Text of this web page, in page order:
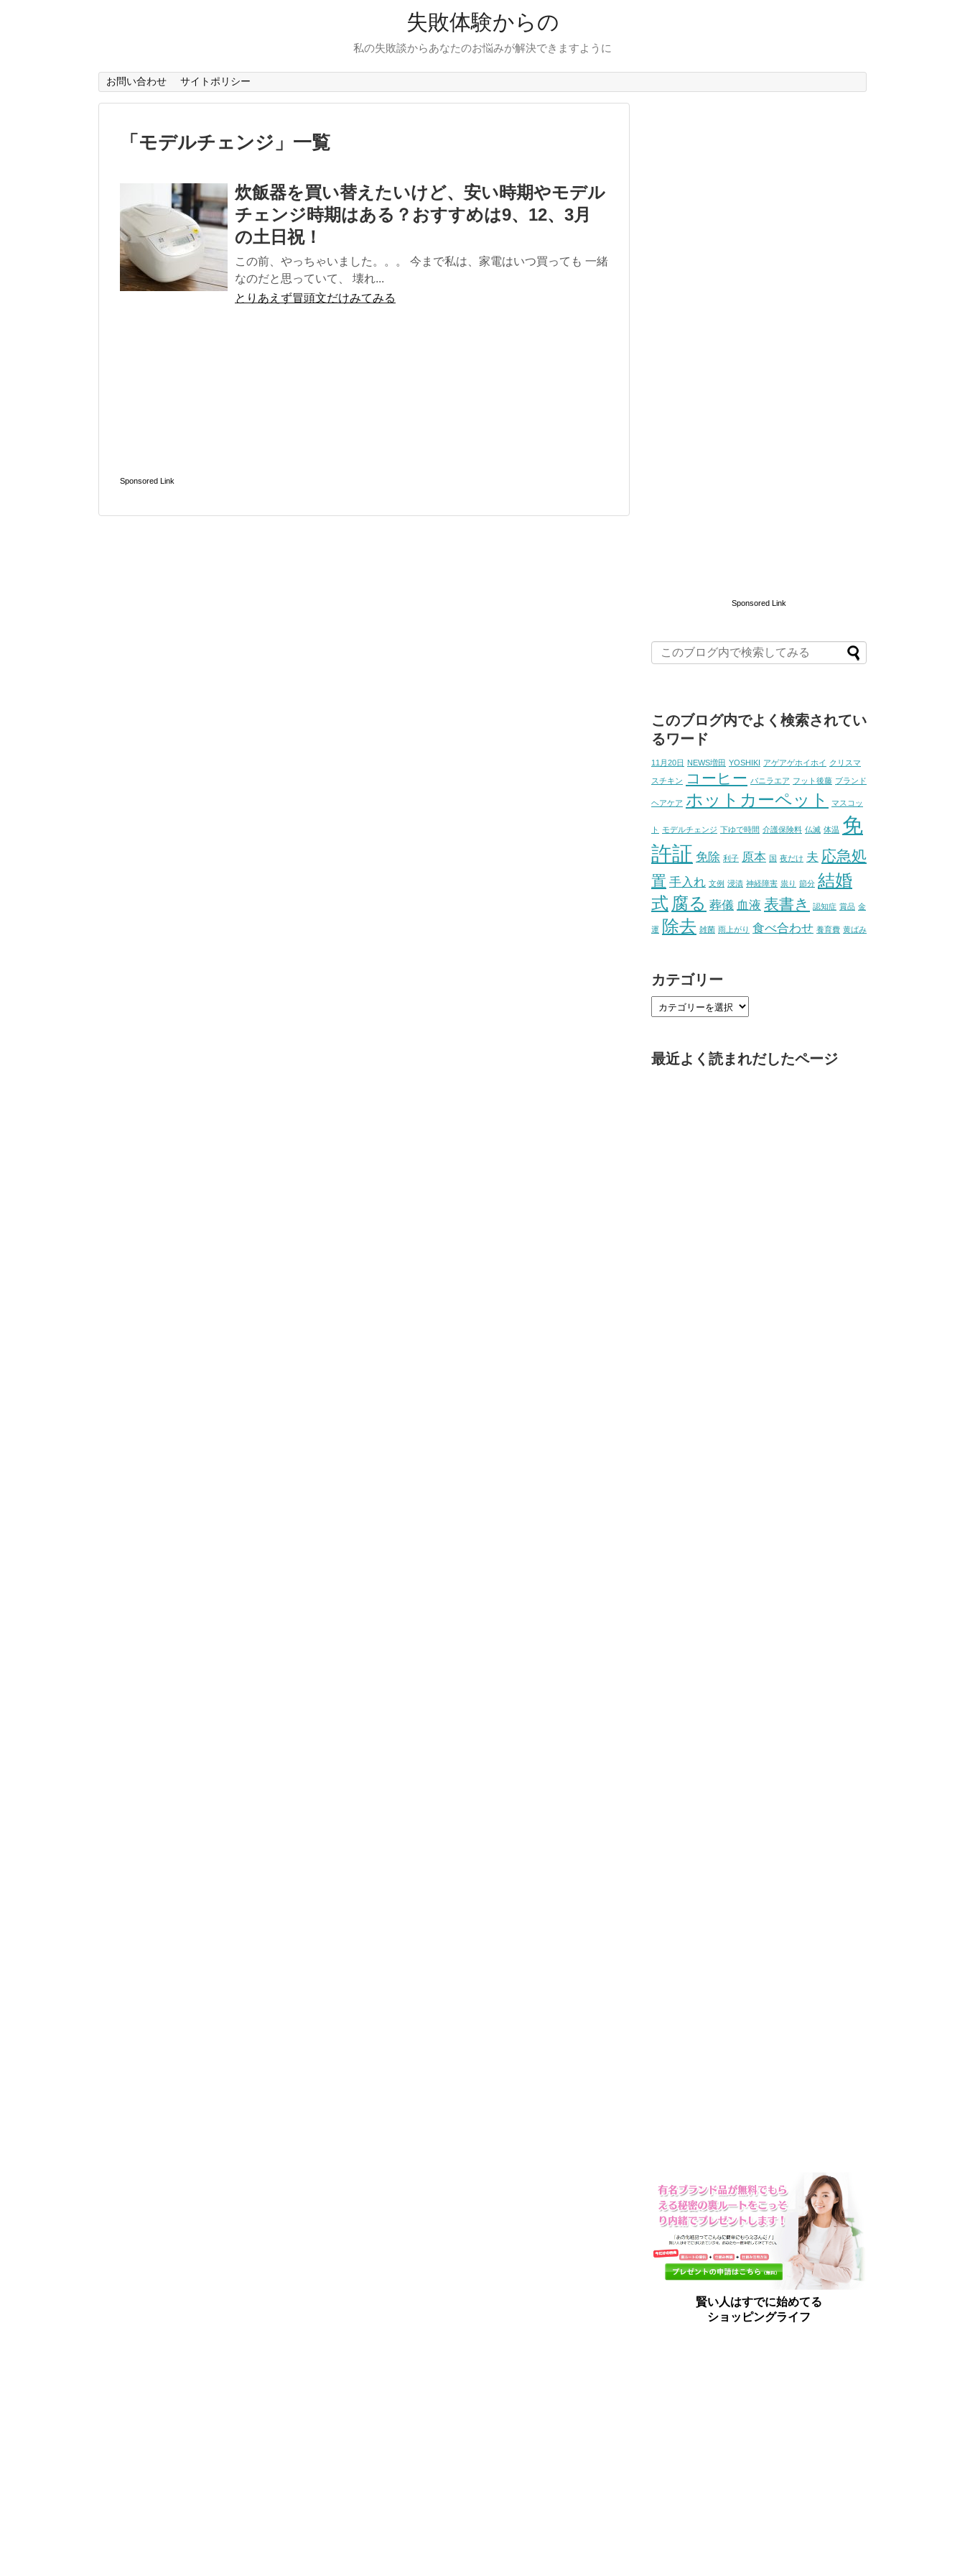
失敗体験からの
私の失敗談からあなたのお悩みが解決できますように
お問い合わせ サイトポリシー
「 モデルチェンジ 」 一覧
炊飯器を買い替えたいけど、安い時期やモデル
チェンジ時期はある？おすすめは9、12、3月
の土日祝！
この前、やっちゃいました。。。 今まで私は、家電はいつ買っても 一緒
なのだと思っていて、 壊れ...
とりあえず冒頭文だけみてみる
Sponsored Link
Sponsored Link
このブログ内でよく検索されてい
るワード
11月20日 NEWS増田 YOSHIKI アゲアゲホイホイ クリスマ
スチキン コーヒー バニラエア フット後藤 ブランド
ヘアケア ホットカーペット マスコッ
ト モデルチェンジ 下ゆで時間 介護保険料 仏滅 体温 免
許証 免除 利子 原本 国 夜だけ 夫 応急処
置 手入れ 文例 浸漬 神経障害 祟り 節分 結婚
式 腐る 葬儀 血液 表書き 認知症 賞品 金
運 除去 雑菌 雨上がり 食べ合わせ 養育費 黄ばみ
カテゴリー
最近よく読まれだしたページ
賢い人はすでに始めてる
ショッピングライフ